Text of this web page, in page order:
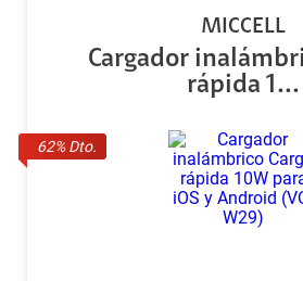
62% Dto.
MICCELL
Cargador
rápida 1...